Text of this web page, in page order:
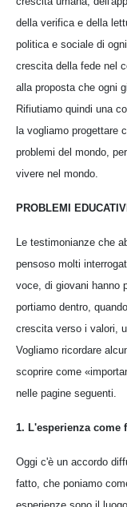
della verifica e della
politica e sociale di
crescita della fede nel
alla proposta che ogni
Rifiutiamo quindi una
la vogliamo progettare
problemi del mondo,
vivere nel mondo.
PROBLEMI
Le testimonianze che
pensoso molti
voce, di giovani hanno
portiamo dentro,
crescita verso i valori,
Vogliamo ricordare
scoprire come
nelle pagine seguenti.
1. L'esperienza come
Oggi c'è un accordo
fatto, che poniamo